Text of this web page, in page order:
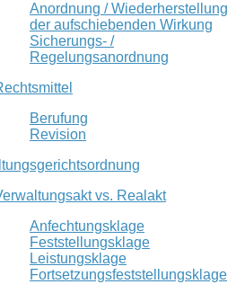
Anordnung / Wiederherstellung
der aufschiebenden Wirkung
Sicherungs- /
Regelungsanordnung
Berufung
Revision
vs. Realakt
Anfechtungsklage
Feststellungsklage
Leistungsklage
Fortsetzungsfeststellungsklage